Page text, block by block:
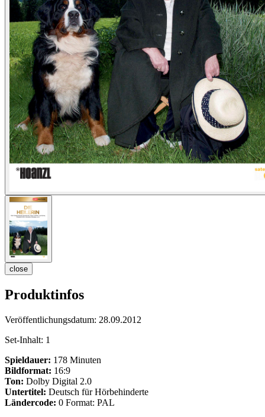
close
Produktinfos
Veröffentlichungsdatum: 28.09.2012
Set-Inhalt: 1
Spieldauer: 178 Minuten
Bildformat: 16:9
Ton: Dolby Digital 2.0
Untertitel: Deutsch für Hörbehinderte
Ländercode: 0 Format: PAL